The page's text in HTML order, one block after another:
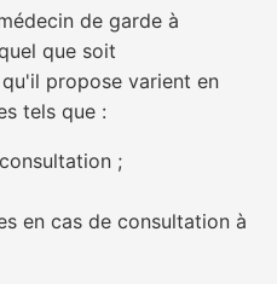
de garde à
que soit
propose varient en
tels que :
;
en cas de consultation à